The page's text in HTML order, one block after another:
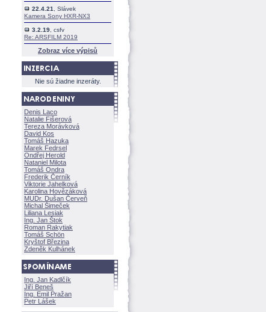
22.4.21
, Slávek
Kamera Sony HXR-NX3
3.2.19 , csfv
Re: ARSFILM 2019
Zobraz více výpisů
Nie sú žiadne inzeráty.
Denis Laco
Natalie Fišerov
Tereza Morávkov
David Kos
Tomáš Hazuka
Marek Fedrsel
Ondřej Herold
Nataniel Milota
Tomáš Ondra
Frederik Černík
Viktorie Jahelkov
Karolina Hovězákov
MUDr. Dušan Červeň
Michal Šimeček
Liliana Lesiak
Ing. Jan Štok
Roman Rakytiak
Tomáš Schön
Kryštof Březina
Zdeněk Kulhánek
Ing. Jan Kadlčík
Jiří Bene
Ing. Emil Pražan
Petr Lášek